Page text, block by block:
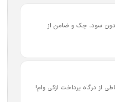
بدون سود، چک و ضامن از
از درگاه پرداخت ازکی وام!